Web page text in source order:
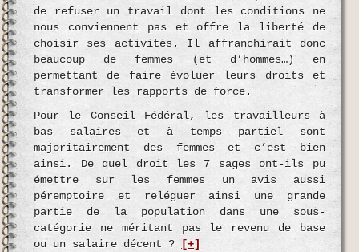
de refuser un travail dont les conditions ne
nous conviennent pas et offre la liberté de
choisir ses activités. Il affranchirait donc
beaucoup de femmes (et d’hommes…) en
permettant de faire évoluer leurs droits et
transformer les rapports de force.
Pour le Conseil Fédéral, les travailleurs à
bas salaires et à temps partiel sont
majoritairement des femmes et c’est bien
ainsi. De quel droit les 7 sages ont-ils pu
émettre sur les femmes un avis aussi
péremptoire et reléguer ainsi une grande
partie de la population dans une sous-
catégorie ne méritant pas le revenu de base
ou un salaire décent ?
[+]